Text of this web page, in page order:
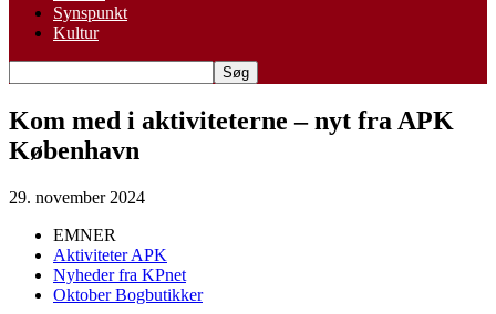
Synspunkt
Kultur
Kom med i aktiviteterne – nyt fra APK
København
29. november 2024
EMNER
Aktiviteter APK
Nyheder fra KPnet
Oktober Bogbutikker